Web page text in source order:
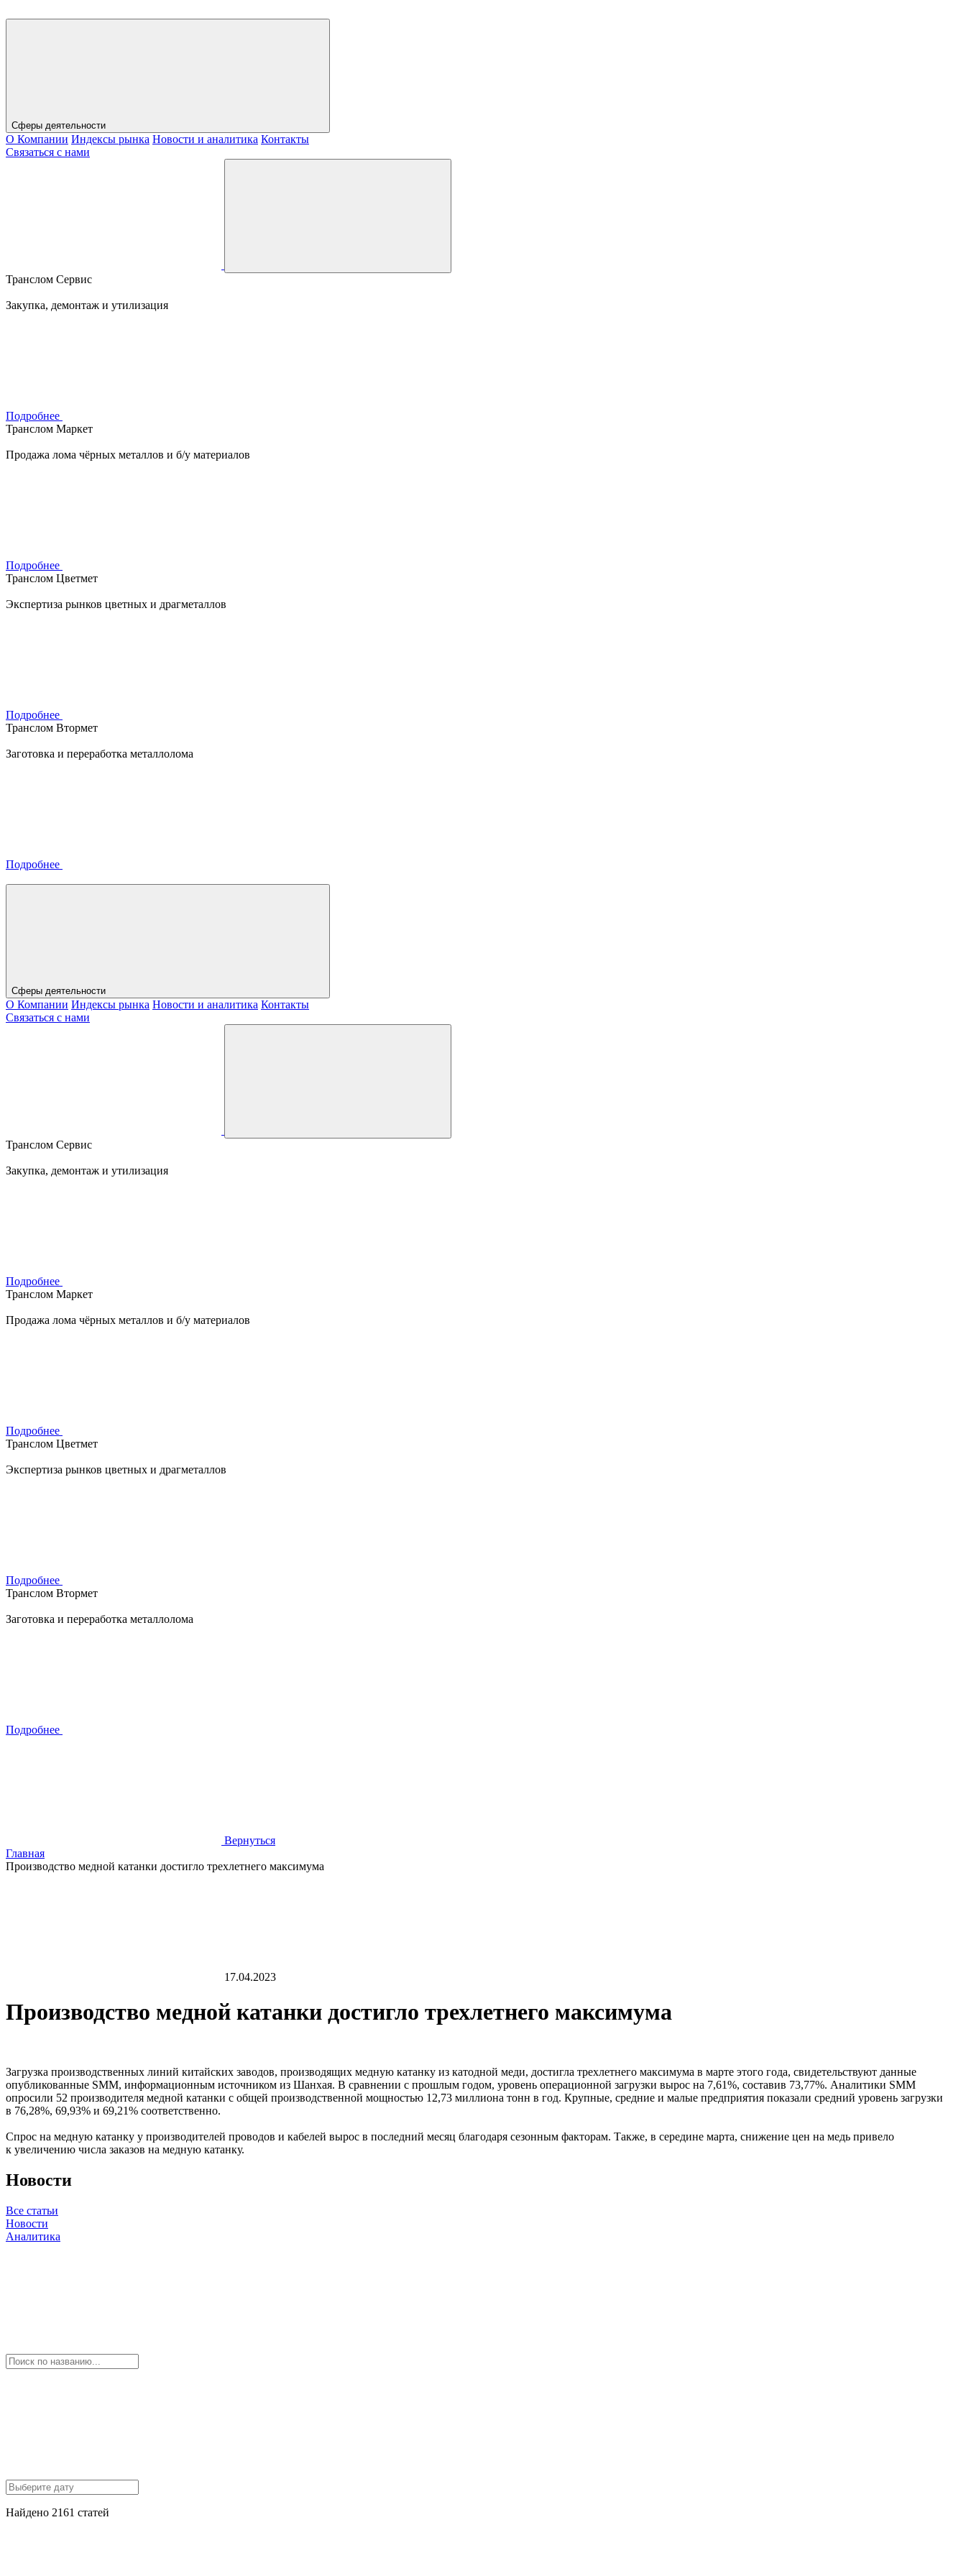
Сферы деятельности
О Компании Индексы рынка Новости и аналитика Контакты
Связаться с нами
Транслом Сервис
Закупка, демонтаж и утилизация
Подробнее
Транслом Маркет
Продажа лома чёрных металлов и б/у материалов
Подробнее
Транслом Цветмет
Экспертиза рынков цветных и драгметаллов
Подробнее
Транслом Втормет
Заготовка и переработка металлолома
Подробнее
Сферы деятельности
О Компании Индексы рынка Новости и аналитика Контакты
Связаться с нами
Транслом Сервис
Закупка, демонтаж и утилизация
Подробнее
Транслом Маркет
Продажа лома чёрных металлов и б/у материалов
Подробнее
Транслом Цветмет
Экспертиза рынков цветных и драгметаллов
Подробнее
Транслом Втормет
Заготовка и переработка металлолома
Подробнее
Вернуться
Главная
Производство медной катанки достигло трехлетнего максимума
17.04.2023
Производство медной катанки достигло трехлетнего максимума
Загрузка производственных линий китайских заводов, производящих медную катанку из катодной меди, достигла трехлетнего максимума в марте этого года, свидетельствуют данные
опубликованные SMM, информационным источником из Шанхая. В сравнении с прошлым годом, уровень операционной загрузки вырос на 7,61%, составив 73,77%. Аналитики SMM
опросили 52 производителя медной катанки с общей производственной мощностью 12,73 миллиона тонн в год. Крупные, средние и малые предприятия показали средний уровень загрузки
в 76,28%, 69,93% и 69,21% соответственно.
Спрос на медную катанку у производителей проводов и кабелей вырос в последний месяц благодаря сезонным факторам. Также, в середине марта, снижение цен на медь привело
к увеличению числа заказов на медную катанку.
Новости
Все статьи
Новости
Аналитика
Найдено 2161 статей